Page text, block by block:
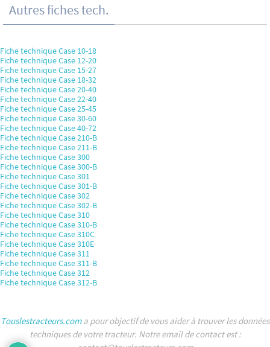
Autres fiches tech.
Fiche technique Case 10-18
Fiche technique Case 12-20
Fiche technique Case 15-27
Fiche technique Case 18-32
Fiche technique Case 20-40
Fiche technique Case 22-40
Fiche technique Case 25-45
Fiche technique Case 30-60
Fiche technique Case 40-72
Fiche technique Case 210-B
Fiche technique Case 211-B
Fiche technique Case 300
Fiche technique Case 300-B
Fiche technique Case 301
Fiche technique Case 301-B
Fiche technique Case 302
Fiche technique Case 302-B
Fiche technique Case 310
Fiche technique Case 310-B
Fiche technique Case 310C
Fiche technique Case 310E
Fiche technique Case 311
Fiche technique Case 311-B
Fiche technique Case 312
Fiche technique Case 312-B
Touslestracteurs.coma pour objectif de vous aider à trouver les données
techniques de votre tracteur. Notre email de contact est :